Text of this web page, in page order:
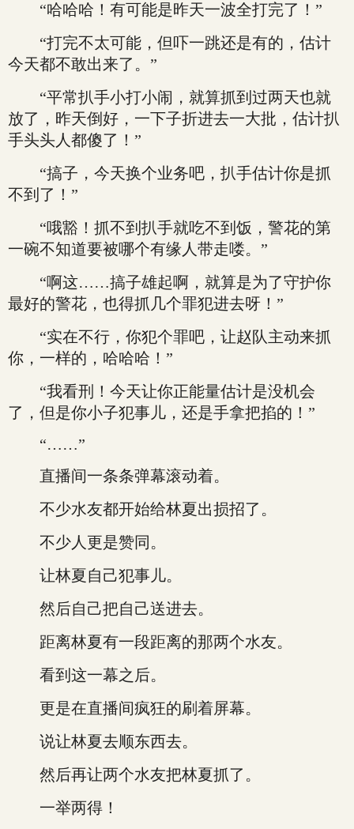
“哈哈哈！有可能是昨天一波全打完了！”
“打完不太可能，但吓一跳还是有的，估计
今天都不敢出来了。”
“平常扒手小打小闹，就算抓到过两天也就
放了，昨天倒好，一下子折进去一大批，估计扒
手头头人都傻了！”
“搞子，今天换个业务吧，扒手估计你是抓
不到了！”
“哦豁！抓不到扒手就吃不到饭，警花的第
一碗不知道要被哪个有缘人带走喽。”
“啊这……搞子雄起啊，就算是为了守护你
最好的警花，也得抓几个罪犯进去呀！”
“实在不行，你犯个罪吧，让赵队主动来抓
你，一样的，哈哈哈！”
“我看刑！今天让你正能量估计是没机会
了，但是你小子犯事儿，还是手拿把掐的！”
“……”
直播间一条条弹幕滚动着。
不少水友都开始给林夏出损招了。
不少人更是赞同。
让林夏自己犯事儿。
然后自己把自己送进去。
距离林夏有一段距离的那两个水友。
看到这一幕之后。
更是在直播间疯狂的刷着屏幕。
说让林夏去顺东西去。
然后再让两个水友把林夏抓了。
一举两得！